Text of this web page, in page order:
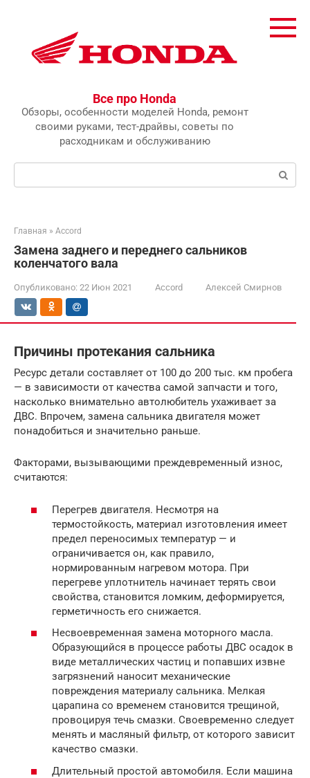
Все про Honda
Обзоры, особенности моделей Honda, ремонт
своими руками, тест-драйвы, советы по
расходникам и обслуживанию
Главная » Accord
Замена заднего и переднего сальников
коленчатого вала
Опубликовано: 22 Июн 2021 Accord Алексей Смирнов
Причины протекания сальника
Ресурс детали составляет от 100 до 200 тыс. км пробега
— в зависимости от качества самой запчасти и того,
насколько внимательно автолюбитель ухаживает за
ДВС. Впрочем, замена сальника двигателя может
понадобиться и значительно раньше.
Факторами, вызывающими преждевременный износ,
считаются:
Перегрев двигателя. Несмотря на
термостойкость, материал изготовления имеет
предел переносимых температур — и
ограничивается он, как правило,
нормированным нагревом мотора. При
перегреве уплотнитель начинает терять свои
свойства, становится ломким, деформируется,
герметичность его снижается.
Несвоевременная замена моторного масла.
Образующийся в процессе работы ДВС осадок в
виде металлических частиц и попавших извне
загрязнений наносит механические
повреждения материалу сальника. Мелкая
царапина со временем становится трещиной,
провоцируя течь смазки. Своевременно следует
менять и масляный фильтр, от которого зависит
качество смазки.
Длительный простой автомобиля. Если машина